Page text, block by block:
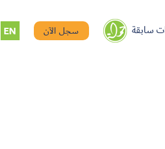
سابقة سجل الآن EN